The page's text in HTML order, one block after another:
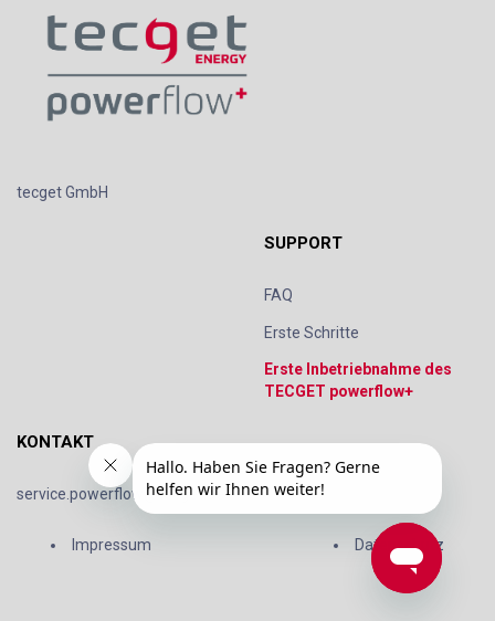
tecget GmbH
SUPPORT
FAQ
Erste Schritte
Erste Inbetriebnahme des
TECGET powerflow+
KONTAKT
service.powerflow@tecget.de
Impressum Datenschutz